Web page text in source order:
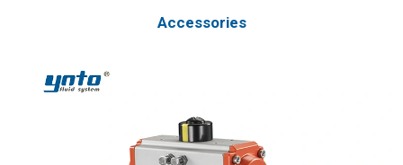
Accessories